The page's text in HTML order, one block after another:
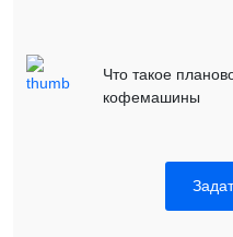
Что такое
кофемашины